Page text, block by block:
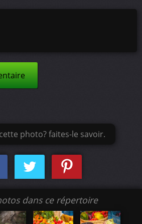
photo? faites-le savoir.
dans ce répertoire